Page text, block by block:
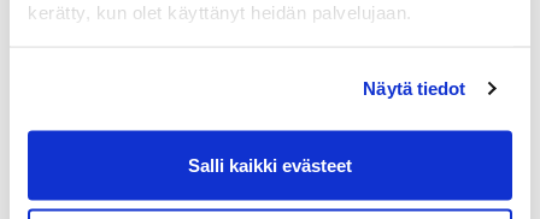
kerätty, kun olet käyttänyt heidän palvelujaan.
Näytä tiedot
Salli kaikki evästeet